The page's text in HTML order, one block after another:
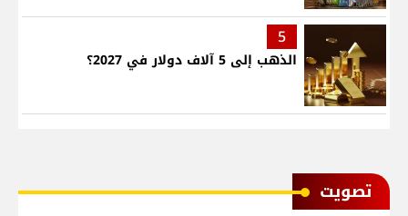
5
الذهب إلى 5 آلاف دولار في 2027؟
ﺗﺼﻮﻳﺖ